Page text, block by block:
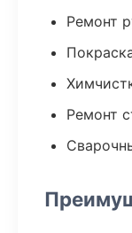
Ремонт
Ремонт